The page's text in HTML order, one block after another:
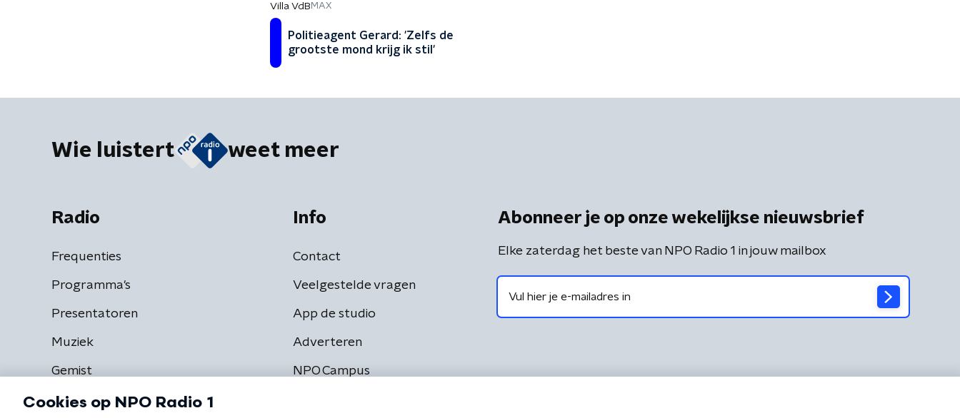
Villa VdB MAX
Politieagent Gerard: 'Zelfs de
grootste mond krijg ik stil'
Wie luistert weet meer
Radio
Frequenties
Programma's
Presentatoren
Muziek
Gemist
Info
Contact
Veelgestelde vragen
App de studio
Adverteren
NPO Campus
Abonneer je op onze wekelijkse nieuwsbrief
Elke zaterdag het beste van NPO Radio 1 in jouw mailbox